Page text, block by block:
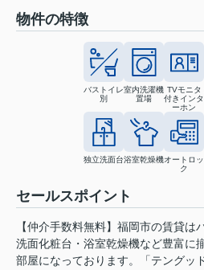
物件の特徴
バストイレ
別
室内洗濯機
置場
TVモニタ
付きインタ
ーホン
独立洗面台浴室乾燥機オートロッ
ク
セールスポイント
【仲介手数料無料】福岡市の賃貸は
洗面化粧台・浴室乾燥機など豊富に
部屋になっております。「テングッ